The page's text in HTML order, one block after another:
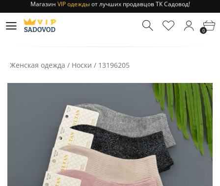
Отправление заказа 1-3 дняпо РФ и МСК!
Магазин
от лучших продавцов ТК Садовод!
Отправление заказа 1-3 дня
0
Женская одежда / Носки / 13196205